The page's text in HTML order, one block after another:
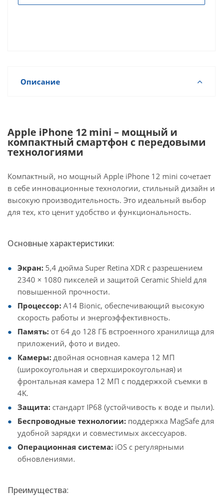
Описание
Apple iPhone 12 mini – мощный и
компактный смартфон с передовыми
технологиями
Компактный, но мощный Apple iPhone 12 mini сочетает
в себе инновационные технологии, стильный дизайн и
высокую производительность. Это идеальный выбор
для тех, кто ценит удобство и функциональность.
Основные характеристики:
Экран: 5,4 дюйма Super Retina XDR с разрешением
2340 × 1080 пикселей и защитой Ceramic Shield для
повышенной прочности.
Процессор: A14 Bionic, обеспечивающий высокую
скорость работы и энергоэффективность.
Память: от 64 до 128 ГБ встроенного хранилища для
приложений, фото и видео.
Камеры: двойная основная камера 12 МП
(широкоугольная и сверхширокоугольная) и
фронтальная камера 12 МП с поддержкой съемки в
4K.
Защита: стандарт IP68 (устойчивость к воде и пыли).
Беспроводные технологии: поддержка MagSafe для
удобной зарядки и совместимых аксессуаров.
Операционная система: iOS с регулярными
обновлениями.
Преимущества: